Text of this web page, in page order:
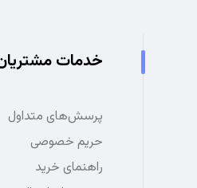
خدمات
پرسش‌های متداول
حریم خصوصی
راهنمای خرید